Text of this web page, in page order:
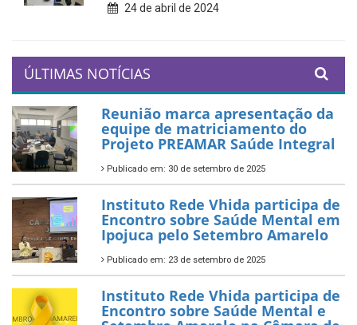
24 de abril de 2024
ÚLTIMAS NOTÍCIAS
Reunião marca apresentação da
equipe de matriciamento do
Projeto PREAMAR Saúde Integral
Publicado em: 30 de setembro de 2025
Instituto Rede Vhida participa de
Encontro sobre Saúde Mental em
Ipojuca pelo Setembro Amarelo
Publicado em: 23 de setembro de 2025
Instituto Rede Vhida participa de
Encontro sobre Saúde Mental e